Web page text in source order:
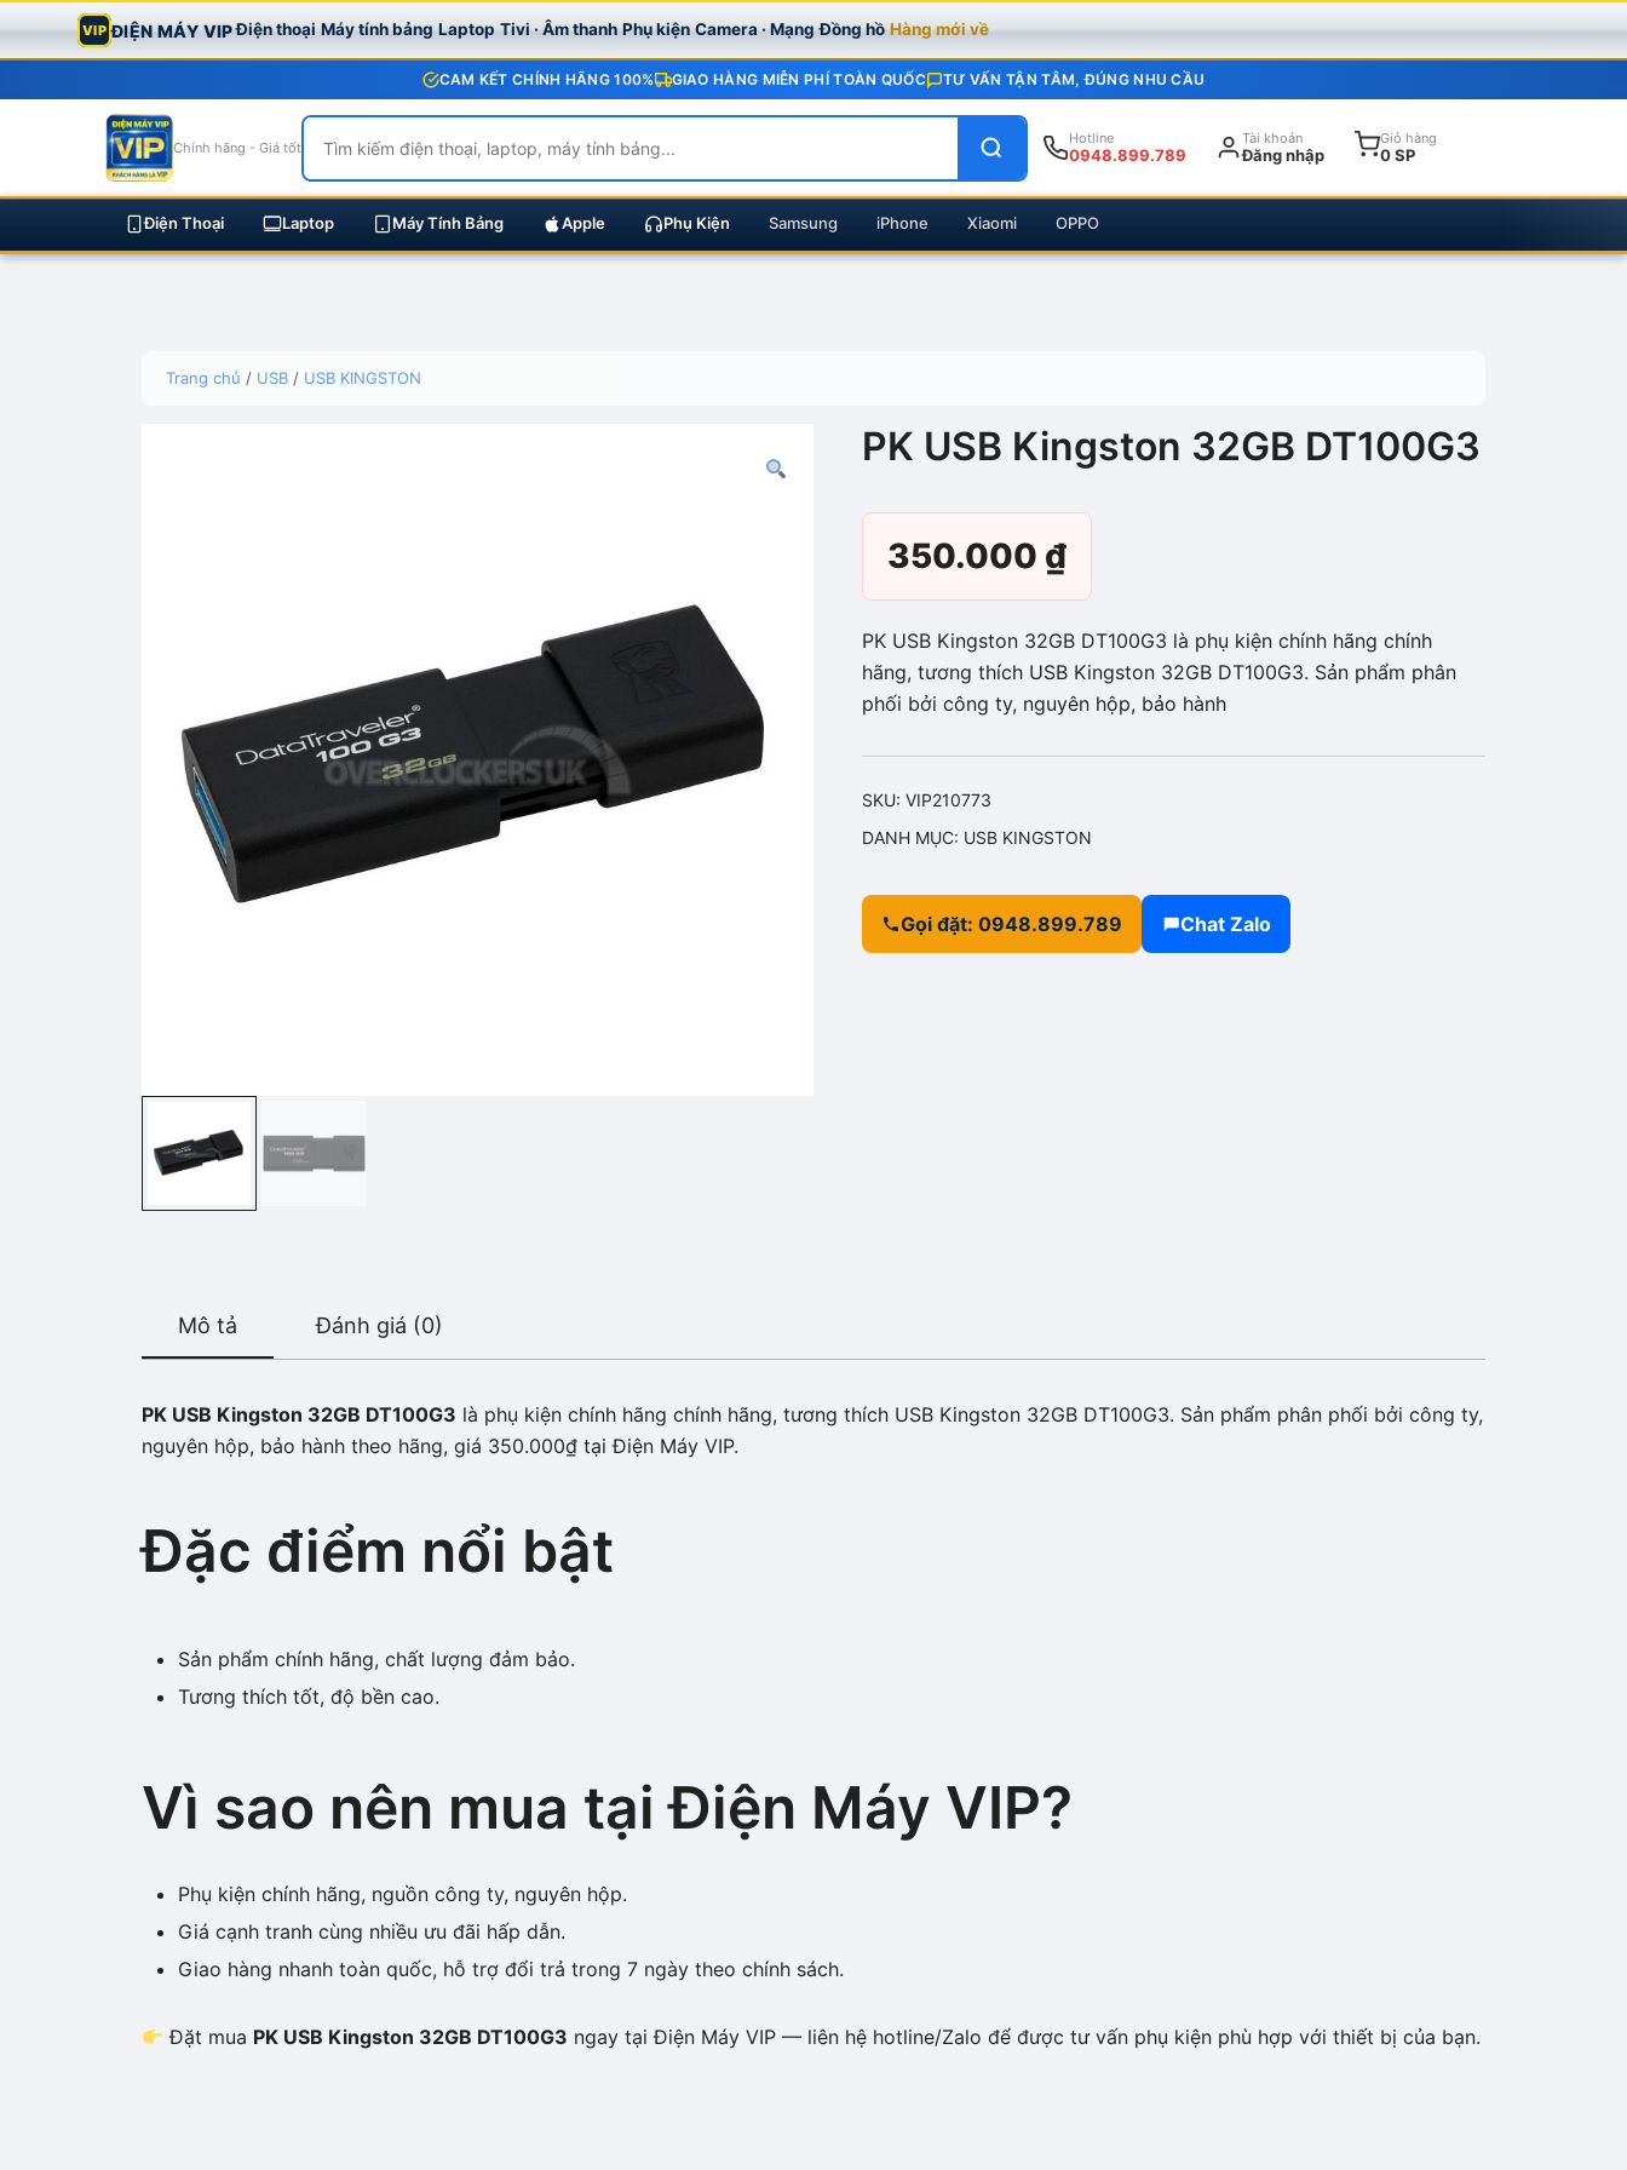
VIP ĐIỆN MÁY VIPĐiện thoại Máy tính bảng Laptop Tivi · Âm thanh Phụ kiện Camera · Mạng Đồng hồ Hàng mới về
CAM KẾT CHÍNH HÃNG 100% GIAO HÀNG MIỄN PHÍ TOÀN QUỐC TƯ VẤN TẬN TÂM, ĐÚNG NHU CẦU
Chính hãng - Giá tốt
Hotline
0948.899.789
Tài khoản
Đăng nhập
Giỏ hàng
0 SP
Điện Thoại Laptop Máy Tính Bảng Apple Phụ Kiện Samsung iPhone Xiaomi OPPO
Trang chủ / USB / USB KINGSTON
PK USB Kingston 32GB DT100G3
350.000 ₫
PK USB Kingston 32GB DT100G3 là phụ kiện chính hãng chính
hãng, tương thích USB Kingston 32GB DT100G3. Sản phẩm phân
phối bởi công ty, nguyên hộp, bảo hành
SKU: VIP210773
DANH MỤC: USB KINGSTON
Gọi đặt: 0948.899.789 Chat Zalo
Mô tả Đánh giá (0)
PK USB Kingston 32GB DT100G3 là phụ kiện chính hãng chính hãng, tương thích USB Kingston 32GB DT100G3. Sản phẩm phân phối bởi công ty,
nguyên hộp, bảo hành theo hãng, giá 350.000₫ tại Điện Máy VIP.
Đặc điểm nổi bật
Sản phẩm chính hãng, chất lượng đảm bảo.
Tương thích tốt, độ bền cao.
Vì sao nên mua tại Điện Máy VIP?
Phụ kiện chính hãng, nguồn công ty, nguyên hộp.
Giá cạnh tranh cùng nhiều ưu đãi hấp dẫn.
Giao hàng nhanh toàn quốc, hỗ trợ đổi trả trong 7 ngày theo chính sách.
Đặt mua PK USB Kingston 32GB DT100G3 ngay tại Điện Máy VIP — liên hệ hotline/Zalo để được tư vấn phụ kiện phù hợp với thiết bị của bạn.